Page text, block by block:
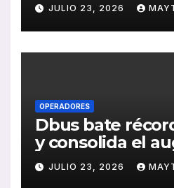
publicación de
de RSC 2025
JULIO 23, 2026
OPERADORES
Dbus bate
y consolida el
transporte
Sebastián
JULIO 23, 2026